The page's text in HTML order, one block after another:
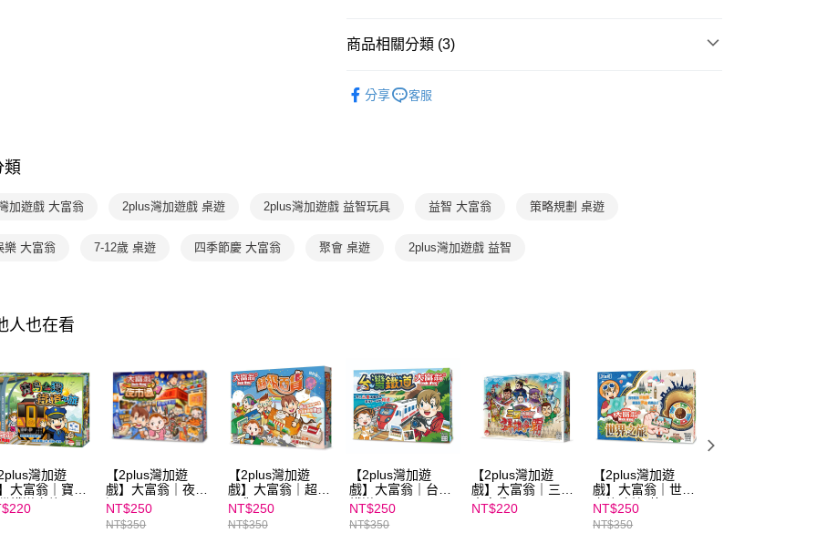
【注意事項】
用戶於交易時，得透過本服務購買商品或服務，並由商店將買賣／分期付
款買賣價金債權讓與本公司後，依約使用本公司帳單繳交帳款。
３．收到繳費通知簡訊後14天內，點擊此簡訊中的連結，可透過四大超商
絡購買商品的店家。未經商家同意取消之訂單仍視為有效，需透過AFTEE
先享後付繳納相關費用。
１．透過由恩沛科技股份有限公司提供之「AFTEE先享後付」服務完成之
２．關於個人資料處理事宜，請瀏覽以下網址：
結果請求用戶進行身份認證。
５．嚴禁一人註冊多個帳號或使用他人資訊註冊。若發現惡意使用之情
形，恩沛科技股份有限公司將有權停止該用戶之使用額度並採取法律行
動。
每筆NT$70，滿NT$800(含以上)免運費
商品相關分類 (3)
分享 客服
類
加遊戲 大富翁 2plus灣加遊戲 桌遊 2plus灣加遊戲 益智玩具 益智 大富翁 策略規劃 桌遊
樂 大富翁 7-12歲 桌遊 四季節慶 大富翁 聚會 桌遊 2plus灣加遊戲 益智
人也在看
2plus灣加遊
大富翁｜寶島
鐵道之旅
【2plus灣加遊
戲】大富翁｜夜市
通
NT$250
NT$350
【2plus灣加遊
戲】大富翁｜超級
百貨
NT$250
NT$350
【2plus灣加遊
戲】大富翁｜台灣
鐵道
NT$250
NT$350
【2plus灣加遊
戲】大富翁｜三國
大富翁
NT$220
【2plus灣加遊
戲】大富翁｜世界
之旅(新超萌)
NT$250
NT$350